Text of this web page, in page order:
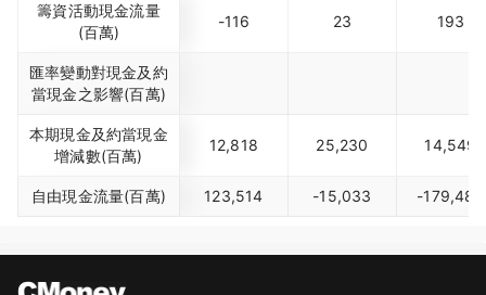
籌資活動現金流量
(百萬)
-116 23 193
匯率變動對現金及約
當現金之影響(百萬)
本期現金及約當現金
增減數(百萬)
12,818 25,230 14,549
自由現金流量(百萬) 123,514 -15,033 -179,483